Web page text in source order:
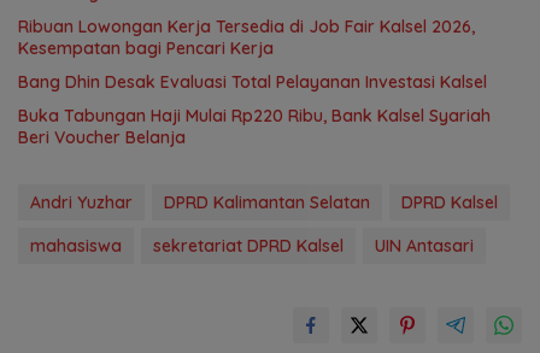
Ribuan Lowongan Kerja Tersedia di Job Fair Kalsel 2026,
Kesempatan bagi Pencari Kerja
‎Bang Dhin Desak Evaluasi Total Pelayanan Investasi Kalsel
Buka Tabungan Haji Mulai Rp220 Ribu, Bank Kalsel Syariah
Beri Voucher Belanja
Andri Yuzhar DPRD Kalimantan Selatan
DPRD Kalsel
mahasiswa
sekretariat DPRD Kalsel UIN Antasari